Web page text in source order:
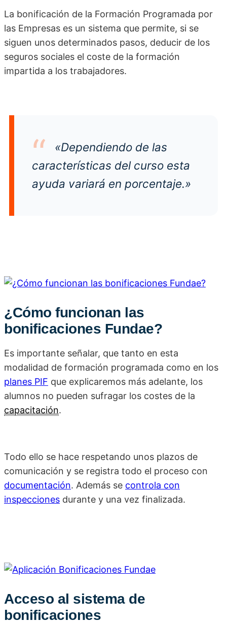
La bonificación de la Formación Programada por
las Empresas es un sistema que permite, si se
siguen unos determinados pasos, deducir de los
seguros sociales el coste de la formación
impartida a los trabajadores.
«Dependiendo de las
características del curso esta
ayuda variará en porcentaje.»
¿Cómo funcionan las
bonificaciones Fundae?
Es importante señalar, que tanto en esta
modalidad de formación programada como en los
planes PIF que explicaremos más adelante, los
alumnos no pueden sufragar los costes de la
capacitación.
Todo ello se hace respetando unos plazos de
comunicación y se registra todo el proceso con
documentación. Además se controla con
inspecciones durante y una vez finalizada.
Acceso al sistema de
bonificaciones